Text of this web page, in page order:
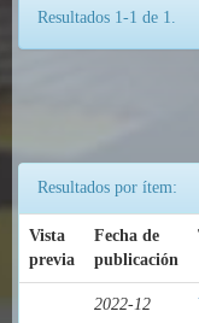
Resultados 1-1 de 1.
Resultados por ítem:
Vista
previa
Fecha de
publicación
2022-12